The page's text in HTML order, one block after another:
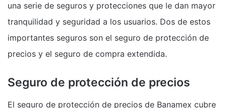
una serie de seguros y protecciones que le dan mayor
tranquilidad y seguridad a los usuarios. Dos de estos
importantes seguros son el seguro de protección de
precios y el seguro de compra extendida.
Seguro de protección de precios
El seguro de protección de precios de Banamex cubre